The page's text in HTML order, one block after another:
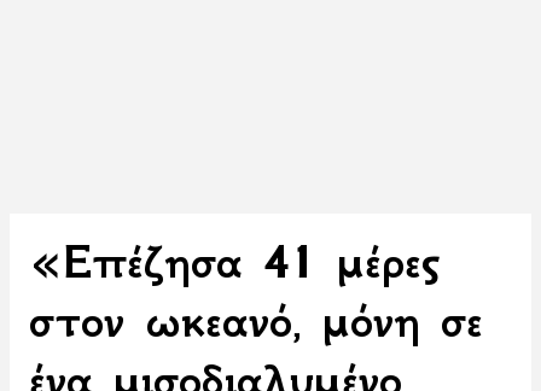
«Επέζησα 41 μέρες
στον ωκεανό, μόνη σε